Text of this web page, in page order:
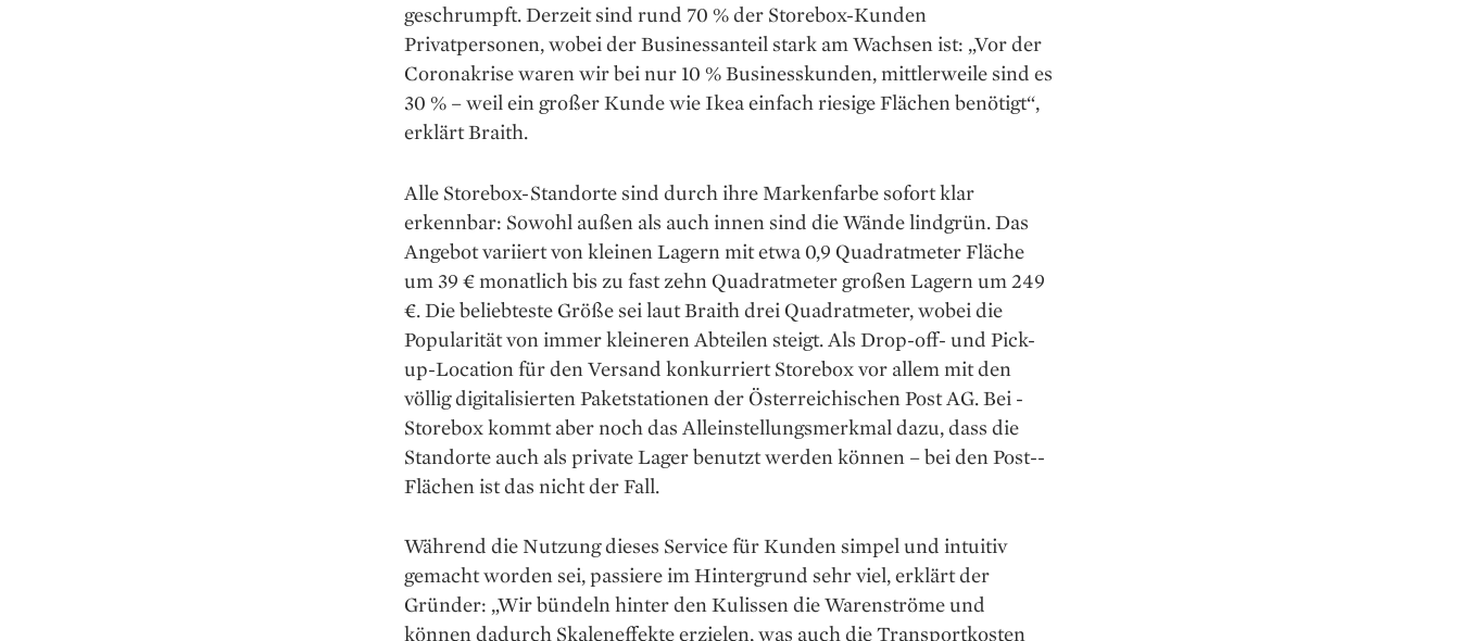
geschrumpft. Derzeit sind rund 70 % der Storebox-Kunden
Privatpersonen, wobei der Businessanteil stark am Wachsen ist: „Vor der
Coronakrise waren wir bei nur 10 % Businesskunden, mittler­weile sind es
30 % – weil ein großer Kunde wie Ikea einfach riesige ­Flächen benötigt“,
erklärt Braith.
Alle Storebox-­Standorte sind durch ihre Markenfarbe sofort klar
erkennbar: Sowohl außen als auch ­innen sind die Wände lindgrün. Das
Angebot variiert von kleinen Lagern mit etwa 0,9 Quadrat­meter ­Fläche
um 39 € monatlich bis zu fast zehn Quadratmeter großen Lagern um 249
€. Die beliebteste Größe sei laut Braith drei Quadratmeter, wobei die
Popularität von immer kleineren ­Abteilen steigt. Als Drop-off- und Pick-
up-­Location für den Versand konkurriert Storebox vor allem mit den
völlig ­digitalisierten Paketstationen der ­Österreichischen Post AG. Bei ­
Storebox kommt aber noch das Alleinstellungsmerkmal dazu, dass die
Standorte auch als private Lager benutzt werden können – bei den Post-­
Flächen ist das nicht der Fall.
Während die Nutzung ­dieses Service für Kunden simpel und in­tuitiv
gemacht worden sei, ­passiere im Hintergrund sehr viel, erklärt der
Gründer: „Wir bündeln ­hinter den Kulissen die Warenströme und
können dadurch Skalen­effekte ­er­zielen, was auch die Transport­kosten